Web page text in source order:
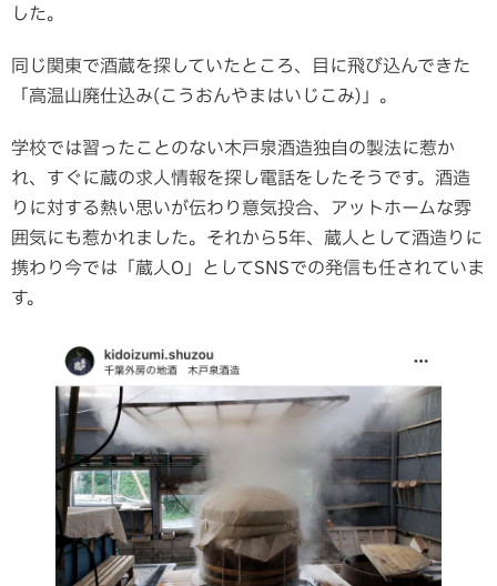
した。
同じ関東で酒蔵を探していたところ、目に飛び込んできた
「高温山廃仕込み(こうおんやまはいじこみ)」。
学校では習ったことのない木戸泉酒造独自の製法に惹か
れ、すぐに蔵の求人情報を探し電話をしたそうです。酒造
りに対する熱い思いが伝わり意気投合、アットホームな雰
囲気にも惹かれました。それから5年、蔵人として酒造りに
携わり今では「蔵人O」としてSNSでの発信も任されていま
す。